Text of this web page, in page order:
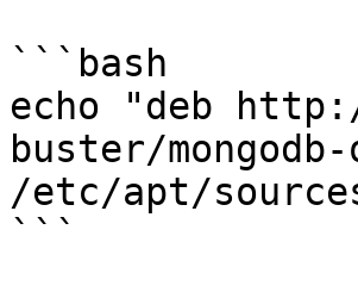
```bash
echo "deb
buster/
/etc/apt/
```